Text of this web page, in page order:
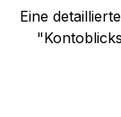
Eine